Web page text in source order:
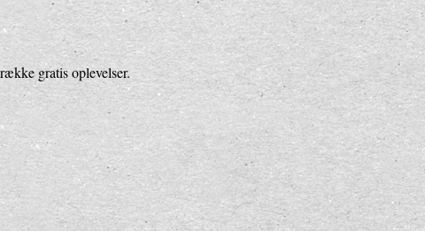
gratis oplevelser.